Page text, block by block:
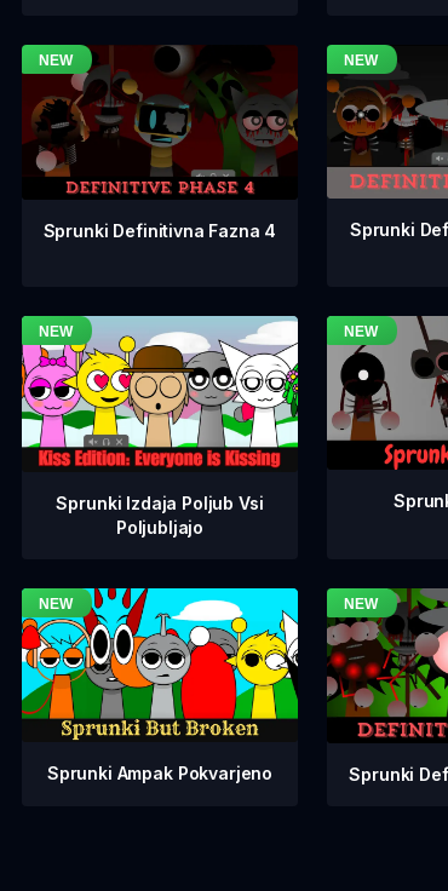
Sprunki Definitivna Fazna 4 Sprunki
Sprunki Izdaja Poljub Vsi
Poljubljajo
Sprunki Ampak Pokvarjeno Sprunki